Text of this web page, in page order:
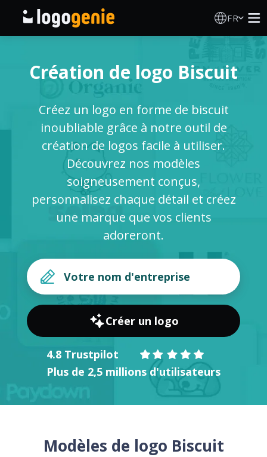
FR
Générateur de logo IA
Idées de logos
Produits imprimés
SE CONNECTER
Création de logo Biscuit
Créez un logo en forme de biscuit
inoubliable grâce à notre outil de
création de logos facile à utiliser.
Découvrez nos modèles
soigneusement conçus,
personnalisez chaque détail et créez
une marque que vos clients
adoreront.
Créer un logo
4.8 Trustpilot
Plus de 2,5 millions d'utilisateurs
Modèles de logo Biscuit